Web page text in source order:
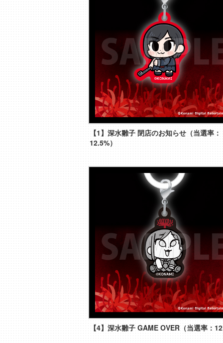
【1】深水雛子 閉店のお知らせ（当選率：
12.5%）
【4】深水雛子 GAME OVER（当選率：